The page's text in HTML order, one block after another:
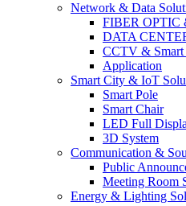
Network & Data
FIBER OPTIC
DATA
CCTV &
Application
Smart City & IoT
Smart Pole
Smart Chair
LED Full
3D System
Communication &
Public
Meeting Room
Energy & Lighting